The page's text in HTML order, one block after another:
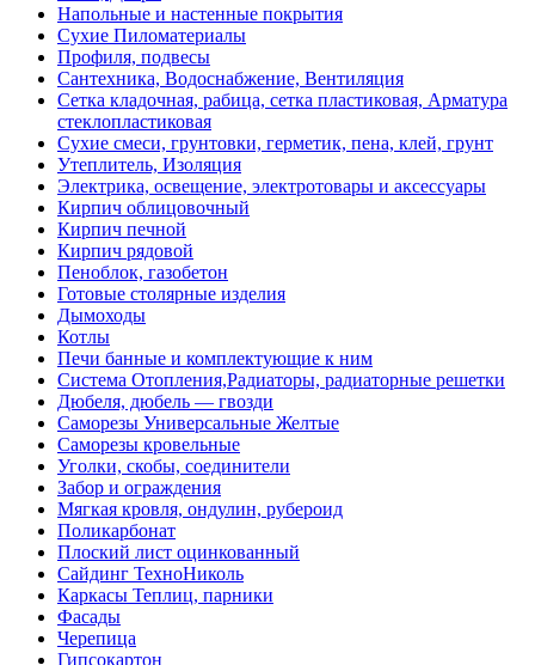
Напольные и настенные покрытия
Сухие Пиломатериалы
Профиля, подвесы
Сантехника, Водоснабжение, Вентиляция
Сетка кладочная, рабица, сетка пластиковая, Арматура
стеклопластиковая
Сухие смеси, грунтовки, герметик, пена, клей, грунт
Утеплитель, Изоляция
Электрика, освещение, электротовары и аксессуары
Кирпич облицовочный
Кирпич печной
Кирпич рядовой
Пеноблок, газобетон
Готовые столярные изделия
Дымоходы
Котлы
Печи банные и комплектующие к ним
Система Отопления,Радиаторы, радиаторные решетки
Дюбеля, дюбель — гвозди
Саморезы Универсальные Желтые
Саморезы кровельные
Уголки, скобы, соединители
Забор и ограждения
Мягкая кровля, ондулин, рубероид
Поликарбонат
Плоский лист оцинкованный
Сайдинг ТехноНиколь
Каркасы Теплиц, парники
Фасады
Черепица
Гипсокартон